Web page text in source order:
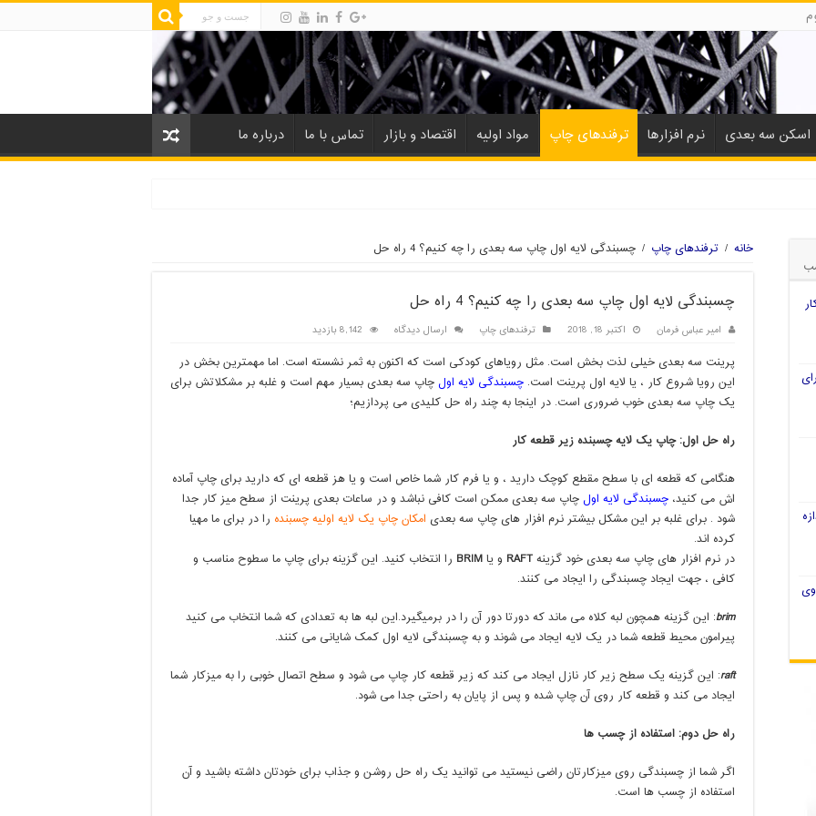
اسکن سه بعدی نرم افزارها ترفندهای چاپ مواد اولیه اقتصاد و بازار تماس با ما درباره ما
خانه / ترفندهای چاپ / چسبندگی لایه اول چاپ سه بعدی را چه کنیم؟ 4 راه حل
چسبندگی لایه اول چاپ سه بعدی را چه کنیم؟ 4 راه حل
امیر عباس فرمان اکتبر 18, 2018 ترفندهای چاپ ارسال دیدگاه 8,142 بازدید
پرینت سه بعدی خیلی لذت بخش است. مثل رویاهای کودکی است که اکنون به ثمر نشسته است. اما مهمترین بخش در
این رویا شروع کار ، یا لایه اول پرینت است. چسبندگی لایه اول چاپ سه بعدی بسیار مهم است و غلبه بر مشکلاتش برای
یک چاپ سه بعدی خوب ضروری است. در اینجا به چند راه حل کلیدی می پردازیم؛
راه حل اول: چاپ یک لایه چسبنده زیر قطعه کار
هنگامی که قطعه ای با سطح مقطع کوچک دارید ، و یا فرم کار شما خاص است و یا هز قطعه ای که دارید برای چاپ آماده
اش می کنید، چسبندگی لایه اول چاپ سه بعدی ممکن است کافی نباشد و در ساعات بعدی پرینت از سطح میز کار جدا
شود . برای غلبه بر این مشکل بیشتر نرم افزار های چاپ سه بعدی امکان چاپ یک لایه اولیه چسبنده را در برای ما مهیا
کرده اند.
در نرم افزار های چاپ سه بعدی خود گزینه RAFT و یا BRIM را انتخاب کنید. این گزینه برای چاپ ما سطوح مناسب و
کافی ، جهت ایجاد چسبندگی را ایجاد می کنند.
brim: این گزینه همچون لبه کلاه می ماند که دورتا دور آن را در برمیگیرد.این لبه ها به تعدادی که شما انتخاب می کنید
پیرامون محیط قطعه شما در یک لایه ایجاد می شوند و به چسبندگی لایه اول کمک شایانی می کنند.
raft: این گزینه یک سطح زیر کار نازل ایجاد می کند که زیر قطعه کار چاپ می شود و سطح اتصال خوبی را به میزکار شما
ایجاد می کند و قطعه کار روی آن چاپ شده و پس از پایان به راحتی جدا می شود.
راه حل دوم: استفاده از چسب ها
اگر شما از چسبندگی روی میزکارتان راضی نیستید می توانید یک راه حل روشن و جذاب برای خودتان داشته باشید و آن
استفاده از چسب ها است.